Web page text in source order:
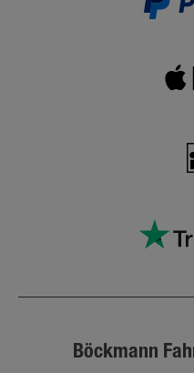
Böckmann